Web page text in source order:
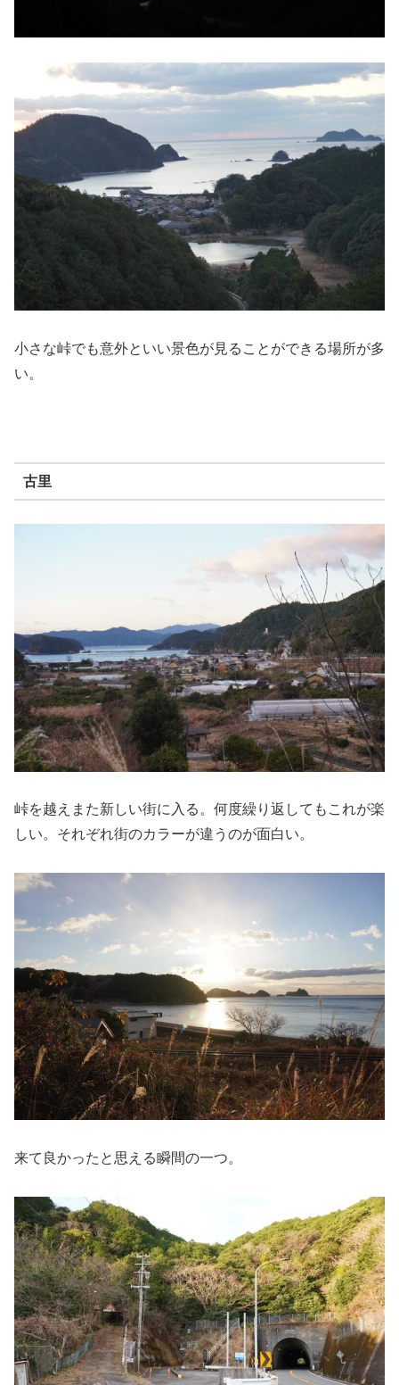
小さな峠でも意外といい景色が見ることができる場所が多
い。
古里
峠を越えまた新しい街に入る。何度繰り返してもこれが楽
しい。それぞれ街のカラーが違うのが面白い。
来て良かったと思える瞬間の一つ。